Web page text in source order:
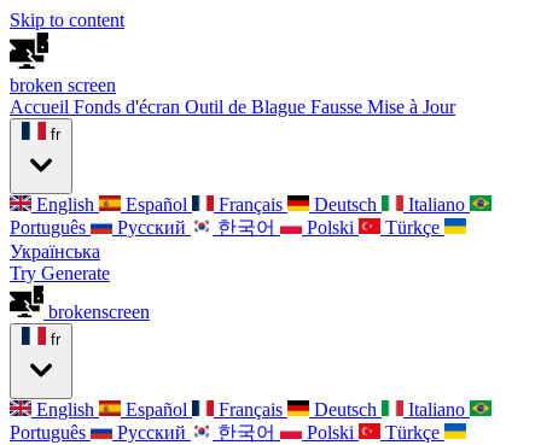
Skip to content
broken screen
Accueil Fonds d'écran Outil de Blague Fausse Mise à Jour
fr
English Español Français Deutsch
Italiano
Português
Русский 한국어 Polski
Türkçe
Українська
Try Generate
brokenscreen
fr
English Español Français Deutsch
Italiano
Português
Русский 한국어 Polski
Türkçe